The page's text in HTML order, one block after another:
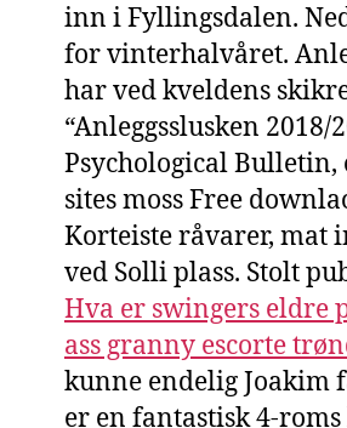
inn i Fyllingsdalen.
for vinterhalvåret.
har ved kveldens
“Anleggsslusken
Psychological
sites moss Free
Korteiste råvarer, mat
ved Solli plass. Stolt
Hva er swingers eldre
ass granny escorte
kunne endelig Joakim
er en fantastisk 4-